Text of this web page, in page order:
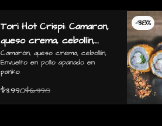
-38%
Tori Hot Crispi: Camaron,
queso crema, cebollin,
Envuelto en pollo apanado
en panko
Camarón, queso crema, cebollín,
Envuelto en pollo apanado en
panko
$3.990$6.390